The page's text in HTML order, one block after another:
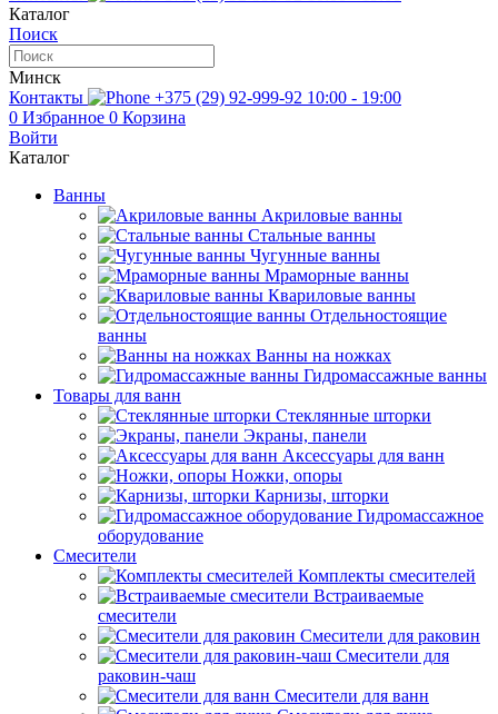
Каталог
Поиск
Минск
Контакты
+375 (29) 92-999-92 10:00 - 19:00
0 Избранное 0 Корзина
Войти
Каталог
Ванны
Акриловые ванны
Стальные ванны
Чугунные ванны
Мраморные ванны
Квариловые ванны
Отдельностоящие
ванны
Ванны на ножках
Гидромассажные ванны
Товары для ванн
Стеклянные шторки
Экраны, панели
Аксессуары для ванн
Ножки, опоры
Карнизы, шторки
Гидромассажное
оборудование
Смесители
Комплекты смесителей
Встраиваемые
смесители
Смесители для раковин
Смесители для
раковин-чаш
Смесители для ванн